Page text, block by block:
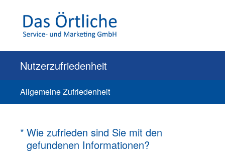
Nutzerzufriedenheit
Allgemeine Zufriedenheit
* Wie zufrieden sind Sie mit den
gefundenen Informationen?
(Erforderlich.)